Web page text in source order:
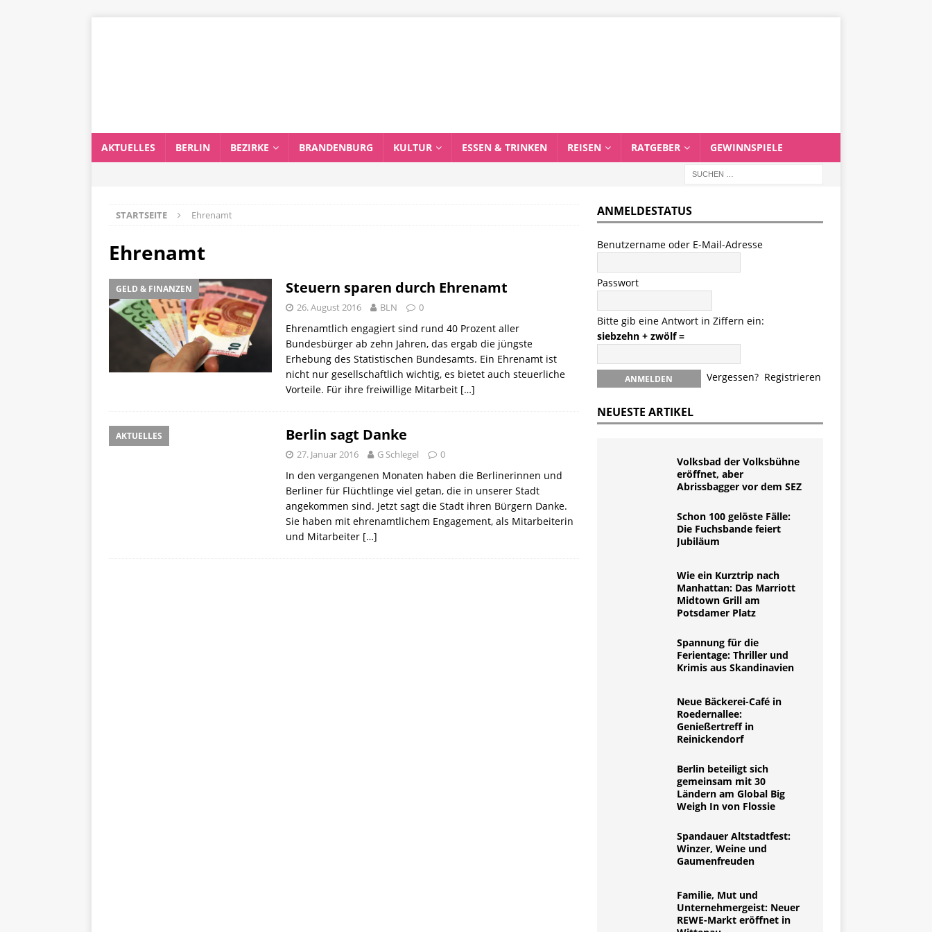
AKTUELLES BERLIN BEZIRKE BRANDENBURG KULTUR ESSEN & TRINKEN REISEN RATGEBER GEWINNSPIELE
STARTSEITE Ehrenamt
Ehrenamt
GELD & FINANZEN Steuern sparen durch Ehrenamt
26. August 2016 BLN 0
Ehrenamtlich engagiert sind rund 40 Prozent aller
Bundesbürger ab zehn Jahren, das ergab die jüngste
Erhebung des Statistischen Bundesamts. Ein Ehrenamt ist
nicht nur gesellschaftlich wichtig, es bietet auch steuerliche
Vorteile. Für ihre freiwillige Mitarbeit […]
AKTUELLES Berlin sagt Danke
27. Januar 2016 G Schlegel 0
In den vergangenen Monaten haben die Berlinerinnen und
Berliner für Flüchtlinge viel getan, die in unserer Stadt
angekommen sind. Jetzt sagt die Stadt ihren Bürgern Danke.
Sie haben mit ehrenamtlichem Engagement, als Mitarbeiterin
und Mitarbeiter […]
ANMELDESTATUS
Benutzername oder E-Mail-Adresse
Passwort
Bitte gib eine Antwort in Ziffern ein:
siebzehn + zwölf =
Vergessen? Registrieren
NEUESTE ARTIKEL
Volksbad der Volksbühne
eröffnet, aber
Abrissbagger vor dem SEZ
Schon 100 gelöste Fälle:
Die Fuchsbande feiert
Jubiläum
Wie ein Kurztrip nach
Manhattan: Das Marriott
Midtown Grill am
Potsdamer Platz
Spannung für die
Ferientage: Thriller und
Krimis aus Skandinavien
Neue Bäckerei-Café in
Roedernallee:
Genießertreff in
Reinickendorf
Berlin beteiligt sich
gemeinsam mit 30
Ländern am Global Big
Weigh In von Flossie
Spandauer Altstadtfest:
Winzer, Weine und
Gaumenfreuden
Familie, Mut und
Unternehmergeist: Neuer
REWE-Markt eröffnet in